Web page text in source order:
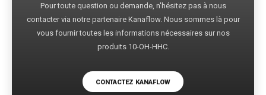
Pour toute question ou demande, n'hésitez pas à nous
contacter via notre partenaire Kanaflow. Nous sommes là pour
vous fournir toutes les informations nécessaires sur nos
produits 10-OH-HHC.
CONTACTEZ KANAFLOW